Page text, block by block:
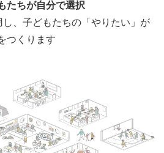
たちが自分で選択
、子どもたちの「やりたい」が
つくります